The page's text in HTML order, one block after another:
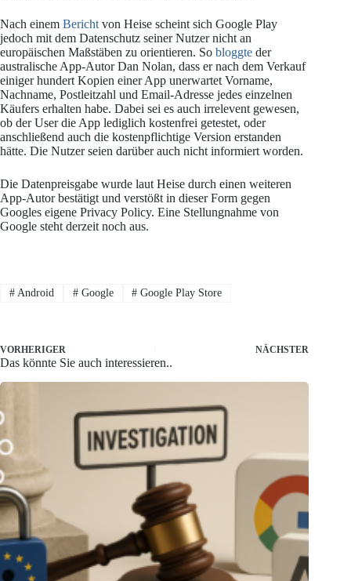
Nach einem Bericht von Heise scheint sich Google Play
jedoch mit dem Datenschutz seiner Nutzer nicht an
europäischen Maßstäben zu orientieren. So bloggte der
australische App-Autor Dan Nolan, dass er nach dem Verkauf
einiger hundert Kopien einer App unerwartet Vorname,
Nachname, Postleitzahl und Email-Adresse jedes einzelnen
Käufers erhalten habe. Dabei sei es auch irrelevent gewesen,
ob der User die App lediglich kostenfrei getestet, oder
anschließend auch die kostenpflichtige Version erstanden
hätte. Die Nutzer seien darüber auch nicht informiert worden.
Die Datenpreisgabe wurde laut Heise durch einen weiteren
App-Autor bestätigt und verstößt in dieser Form gegen
Googles eigene Privacy Policy. Eine Stellungnahme von
Google steht derzeit noch aus.
#Android #Google # Google Play Store
VORHERIGER NÄCHSTER
Das könnte Sie auch interessieren..